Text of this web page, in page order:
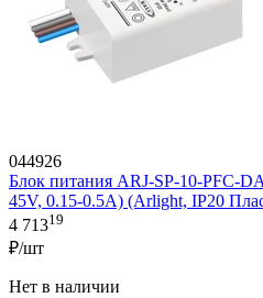
044926
Блок питания ARJ-SP-10-PFC-
45V, 0.15-0.5A) (Arlight, IP20
4 71319
₽/шт
Нет в наличии